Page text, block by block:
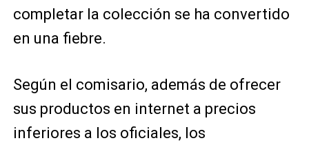
completar la colección se ha convertido
en una fiebre.
Según el comisario, además de ofrecer
sus productos en internet a precios
inferiores a los oficiales, los